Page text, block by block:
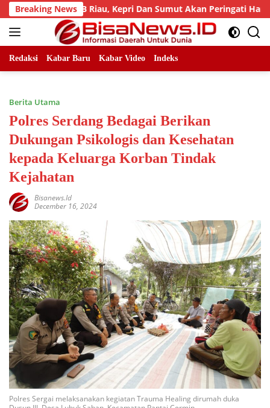
Skip
to
content
Breaking News
LLMB Riau, Kepri Dan Sumut Akan Peringati Harlah Ke-25
Redaksi Kabar Baru Kabar Video Indeks
Berita Utama
Polres Serdang Bedagai Berikan
Dukungan Psikologis dan Kesehatan
kepada Keluarga Korban Tindak
Kejahatan
Bisanews.id
December 16, 2024
Polres Sergai melaksanakan kegiatan Trauma Healing dirumah duka